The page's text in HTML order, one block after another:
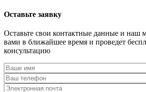
Оставьте заявку
Оставьте свои контактные данные и наш
вами в ближайшее время и проведет
консультацию